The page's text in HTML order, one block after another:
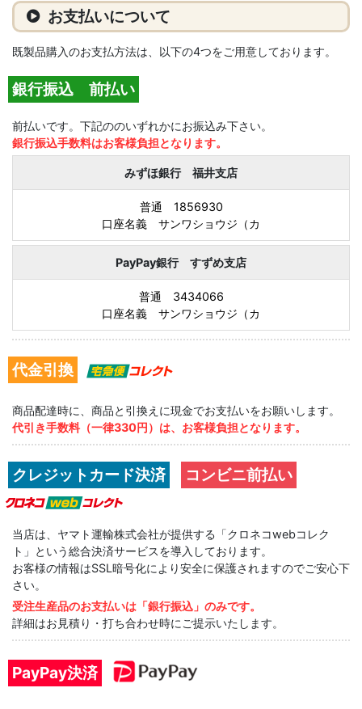
お支払いについて
既製品購入のお支払方法は、以下の4つをご用意しております。
銀行振込 前払い
前払いです。下記ののいずれかにお振込み下さい。
銀行振込手数料はお客様負担となります。
みずほ銀行 福井支店
普通 1856930
口座名義 サンワショウジ（カ
PayPay銀行 すずめ支店
普通 3434066
口座名義 サンワショウジ（カ
代金引換
商品配達時に、商品と引換えに現金でお支払いをお願いします。
代引き手数料（一律330円）は、お客様負担となります。
クレジットカード決済 コンビニ前払い
当店は、ヤマト運輸株式会社が提供する「クロネコwebコレク
ト」という総合決済サービスを導入しております。
お客様の情報はSSL暗号化により安全に保護されますのでご安心下
さい。
受注生産品のお支払いは「銀行振込」のみです。
詳細はお見積り・打ち合わせ時にご提示いたします。
PayPay決済